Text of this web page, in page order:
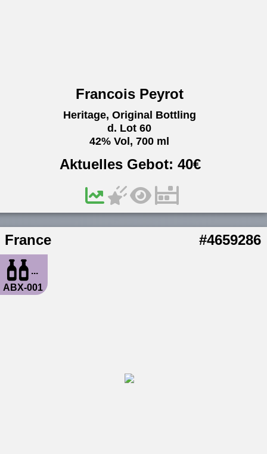
Francois Peyrot
Heritage, Original Bottling
d. Lot 60
42% Vol, 700 ml
Aktuelles Gebot:40€
France #4659286
...
ABX-001